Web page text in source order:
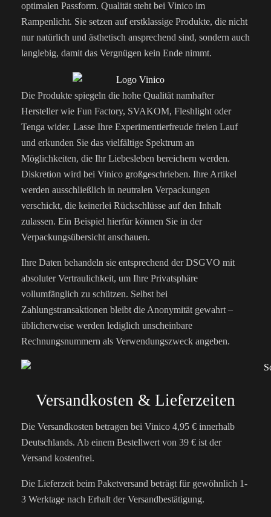
optimalen Passform. Qualität steht bei Vinico im
Rampenlicht. Sie setzen auf erstklassige Produkte, die nicht
nur natürlich und ästhetisch ansprechend sind, sondern auch
langlebig, damit das Vergnügen kein Ende nimmt.
Die Produkte spiegeln die hohe Qualität namhafter
Hersteller wie Fun Factory, SVAKOM, Fleshlight oder
Tenga wider. Lasse Ihre Experimentierfreude freien Lauf
und erkunden Sie das vielfältige Spektrum an
Möglichkeiten, die Ihr Liebesleben bereichern werden.
Diskretion wird bei Vinico großgeschrieben. Ihre Artikel
werden ausschließlich in neutralen Verpackungen
verschickt, die keinerlei Rückschlüsse auf den Inhalt
zulassen. Ein Beispiel hierfür können Sie in der
Verpackungsübersicht anschauen.
Ihre Daten behandeln sie entsprechend der DSGVO mit
absoluter Vertraulichkeit, um Ihre Privatsphäre
vollumfänglich zu schützen. Selbst bei
Zahlungstransaktionen bleibt die Anonymität gewahrt –
üblicherweise werden lediglich unscheinbare
Rechnungsnummern als Verwendungszweck angeben.
Versandkosten & Lieferzeiten
Die Versandkosten betragen bei Vinico 4,95 € innerhalb
Deutschlands. Ab einem Bestellwert von 39 € ist der
Versand kostenfrei.
Die Lieferzeit beim Paketversand beträgt für gewöhnlich 1-
3 Werktage nach Erhalt der Versandbestätigung.